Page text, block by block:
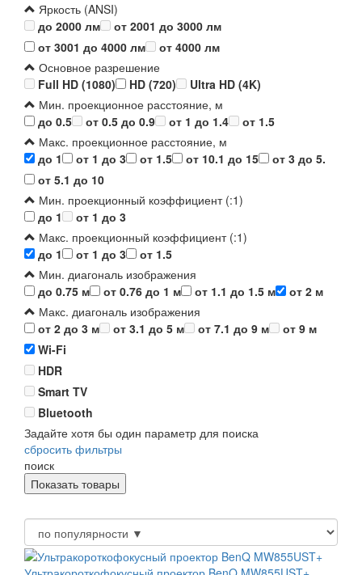
Яркость (ANSI)
до 2000 лм
от 2001 до 3000 лм
от 3001 до 4000 лм
от 4000 лм
Основное разрешение
Full HD (1080)
HD (720)
Ultra HD (4K)
Мин. проекционное расстояние, м
до 0.5
от 0.5 до 0.9 от 1 до 1.4
от 1.5
Макс. проекционное расстояние, м
до 1
от 1 до 3 от 1.5 от 10.1 до 15
от 3 до 5.
от 5.1 до 10
Мин. проекционный коэффициент (:1)
до 1
от 1 до 3
Макс. проекционный коэффициент (:1)
до 1
от 1 до 3
от 1.5
Мин. диагональ изображения
до 0.75 м
от 0.76 до 1 м от 1.1 до 1.5 м
от 2 м
Макс. диагональ изображения
от 2 до 3 м
от 3.1 до 5 м от 7.1 до 9 м
от 9 м
Wi-Fi
HDR
Smart TV
Bluetooth
Задайте хотя бы один параметр для поиска
сбросить фильтры
поиск